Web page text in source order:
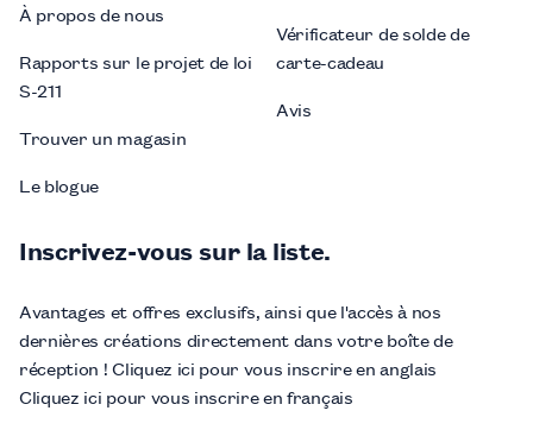
À propos de nous
Rapports sur le projet de loi
S-211
Trouver un magasin
Le blogue
Vérificateur de solde de
carte-cadeau
Avis
Inscrivez-vous sur la liste.
Avantages et offres exclusifs, ainsi que l'accès à nos
dernières créations directement dans votre boîte de
réception ! Cliquez ici pour vous inscrire en anglais
Cliquez ici pour vous inscrire en français